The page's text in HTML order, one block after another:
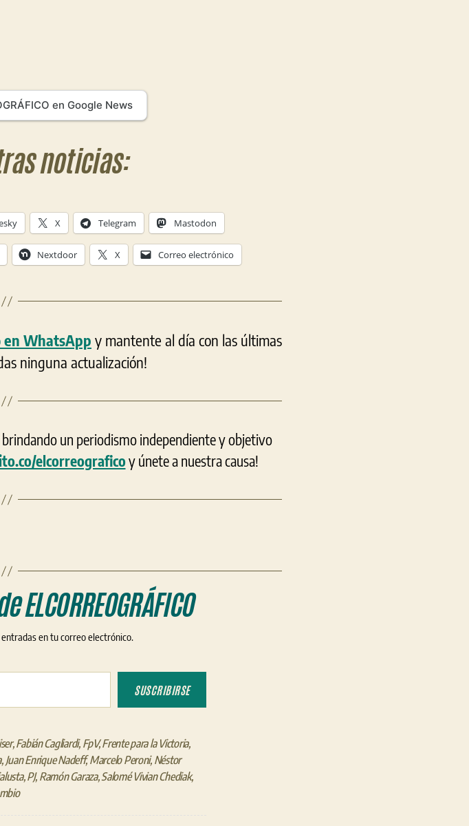
X Telegram Mastodon
en WhatsApp
ninguna actualización!
un periodismo independiente y objetivo
elcorreograficoy únete a nuestra causa!
en tu correo electrónico.
,Fabián Cagliardi,FpV,Frente para la Victoria,
,Juan Enrique Nadeff